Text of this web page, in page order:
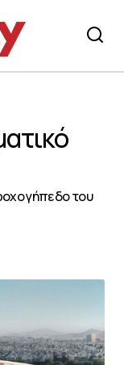
γήπεδο του